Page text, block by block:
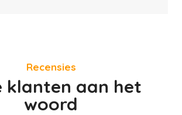
Recensies
klanten aan het
woord